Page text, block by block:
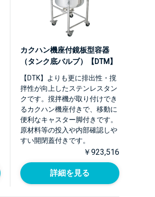
カクハン機座付鏡板型容器
（タンク底バルブ）【DTM】
【DTK】よりも更に排出性・撹
拌性が向上したステンレスタン
クです。撹拌機が取り付けでき
るカクハン機座付きで、移動に
便利なキャスター脚付きです。
原材料等の投入や内部確認しや
すい開閉蓋付きです。
￥923,516
詳細を見る